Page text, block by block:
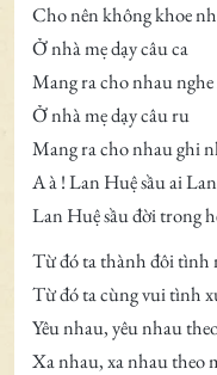
Cho nên không khoe
Ở nhà mẹ dạy câu ca
Mang ra cho nhau
Ở nhà mẹ dạy câu ru
Mang ra cho nhau ghi
A à ! Lan Huệ sầu ai
Lan Huệ sầu đời trong
Từ đó ta thành đôi tình
Từ đó ta cùng vui tình
Yêu nhau, yêu nhau
Xa nhau, xa nhau theo